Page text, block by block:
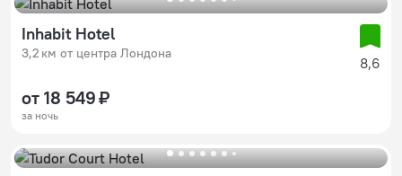
Inhabit Hotel
3,2 км от центра Лондона
8,6
от 18 549 ₽
за ночь